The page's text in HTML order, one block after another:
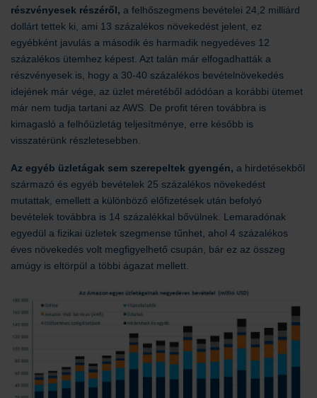
részvényesek részéről, a felhőszegmens bevételei 24,2 milliárd
dollárt tettek ki, ami 13 százalékos növekedést jelent, ez
egyébként javulás a második és harmadik negyedéves 12
százalékos ütemhez képest. Azt talán már elfogadhatták a
részvényesek is, hogy a 30-40 százalékos bevételnövekedés
idejének már vége, az üzlet méretéből adódóan a korábbi ütemet
már nem tudja tartani az AWS. De profit téren továbbra is
kimagasló a felhőüzletág teljesítménye, erre később is
visszatérünk részletesebben.
Az egyéb üzletágak sem szerepeltek gyengén, a hirdetésekből
származó és egyéb bevételek 25 százalékos növekedést
mutattak, emellett a különböző előfizetések után befolyó
bevételek továbbra is 14 százalékkal bővülnek. Lemaradónak
egyedül a fizikai üzletek szegmense tűnhet, ahol 4 százalékos
éves növekedés volt megfigyelhető csupán, bár ez az összeg
amúgy is eltörpül a többi ágazat mellett.